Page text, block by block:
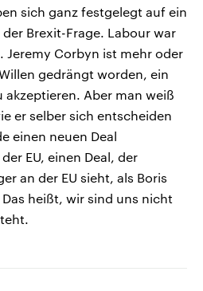
sich ganz festgelegt auf ein
Brexit-Frage. Labour war
Jeremy Corbyn ist mehr oder
gedrängt worden, ein
akzeptieren. Aber man weiß
er selber sich entscheiden
einen neuen Deal
EU, einen Deal, der
an der EU sieht, als Boris
heißt, wir sind uns nicht